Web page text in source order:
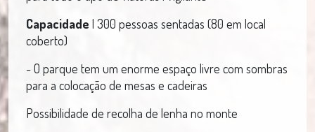
Capacidade | 300 pessoas sentadas (80 em local
coberto)
- O parque tem um enorme espaço livre com sombras
para a colocação de mesas e cadeiras
Possibilidade de recolha de lenha no monte